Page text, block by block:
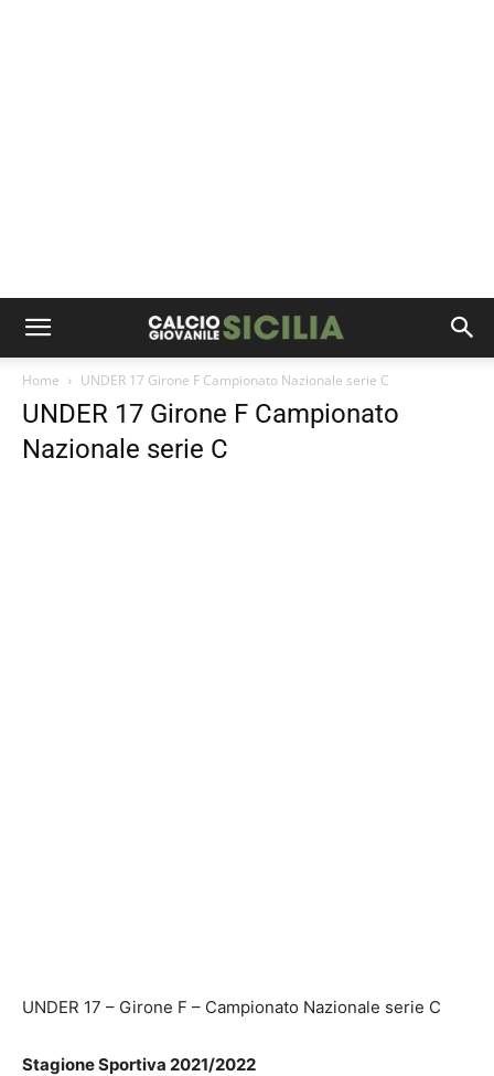
Home UNDER 17 Girone F Campionato Nazionale serie C
UNDER 17 Girone F Campionato
Nazionale serie C
UNDER 17 – Girone F – Campionato Nazionale serie C
Stagione Sportiva 2021/2022